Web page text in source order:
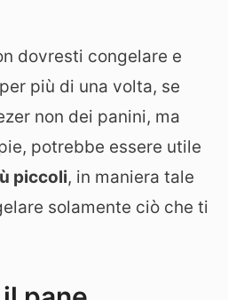
dovresti congelare e
più di una volta, se
non dei panini, ma
potrebbe essere utile
piccoli, in maniera tale
solamente ciò che ti